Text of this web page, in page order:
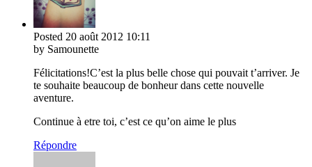
Posted 20 août 2012 10:11
by Samounette
Félicitations!C’est la plus belle chose qui pouvait t’arriver. Je
te souhaite beaucoup de bonheur dans cette nouvelle
aventure.
Continue à etre toi, c’est ce qu’on aime le plus
Répondre